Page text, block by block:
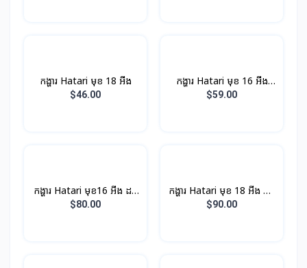
កង្ហារ Hatari មុខ 18 អីង
$46.00
កង្ហារ Hatari មុខ 16 អីង
ដកកបាន
$59.00
កង្ហារ Hatari មុខ16 អីង ដង
ដែក​​
$80.00
កង្ហារ Hatari មុខ 18 អីង ដង
ដែក និង​មាន​តេលេបញ្ចា
$90.00